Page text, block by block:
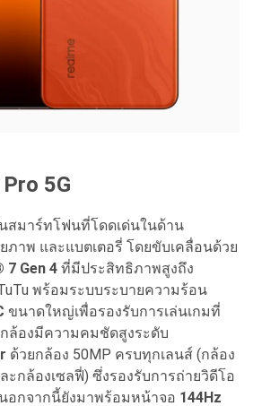
5G
สมาร์ทโฟนที่โดดเด่นในด้าน
าพ และแบตเตอรี่ โดยขับเคลื่อนด้วย
7 Gen 4 ที่มีประสิทธิภาพสูงถึง
พร้อมระบบระบายความร้อน
ขนาดใหญ่เพื่อรองรับการเล่นเกมที่
ล้องมีความคมชัดสูงระดับ
ด้วยกล้อง 50MP ครบทุกเลนส์ (กล้อง
ะกล้องเซลฟี่) ซึ่งรองรับการถ่ายวิดีโอ
อกจากนี้ยังมาพร้อมหน้าจอ 144Hz